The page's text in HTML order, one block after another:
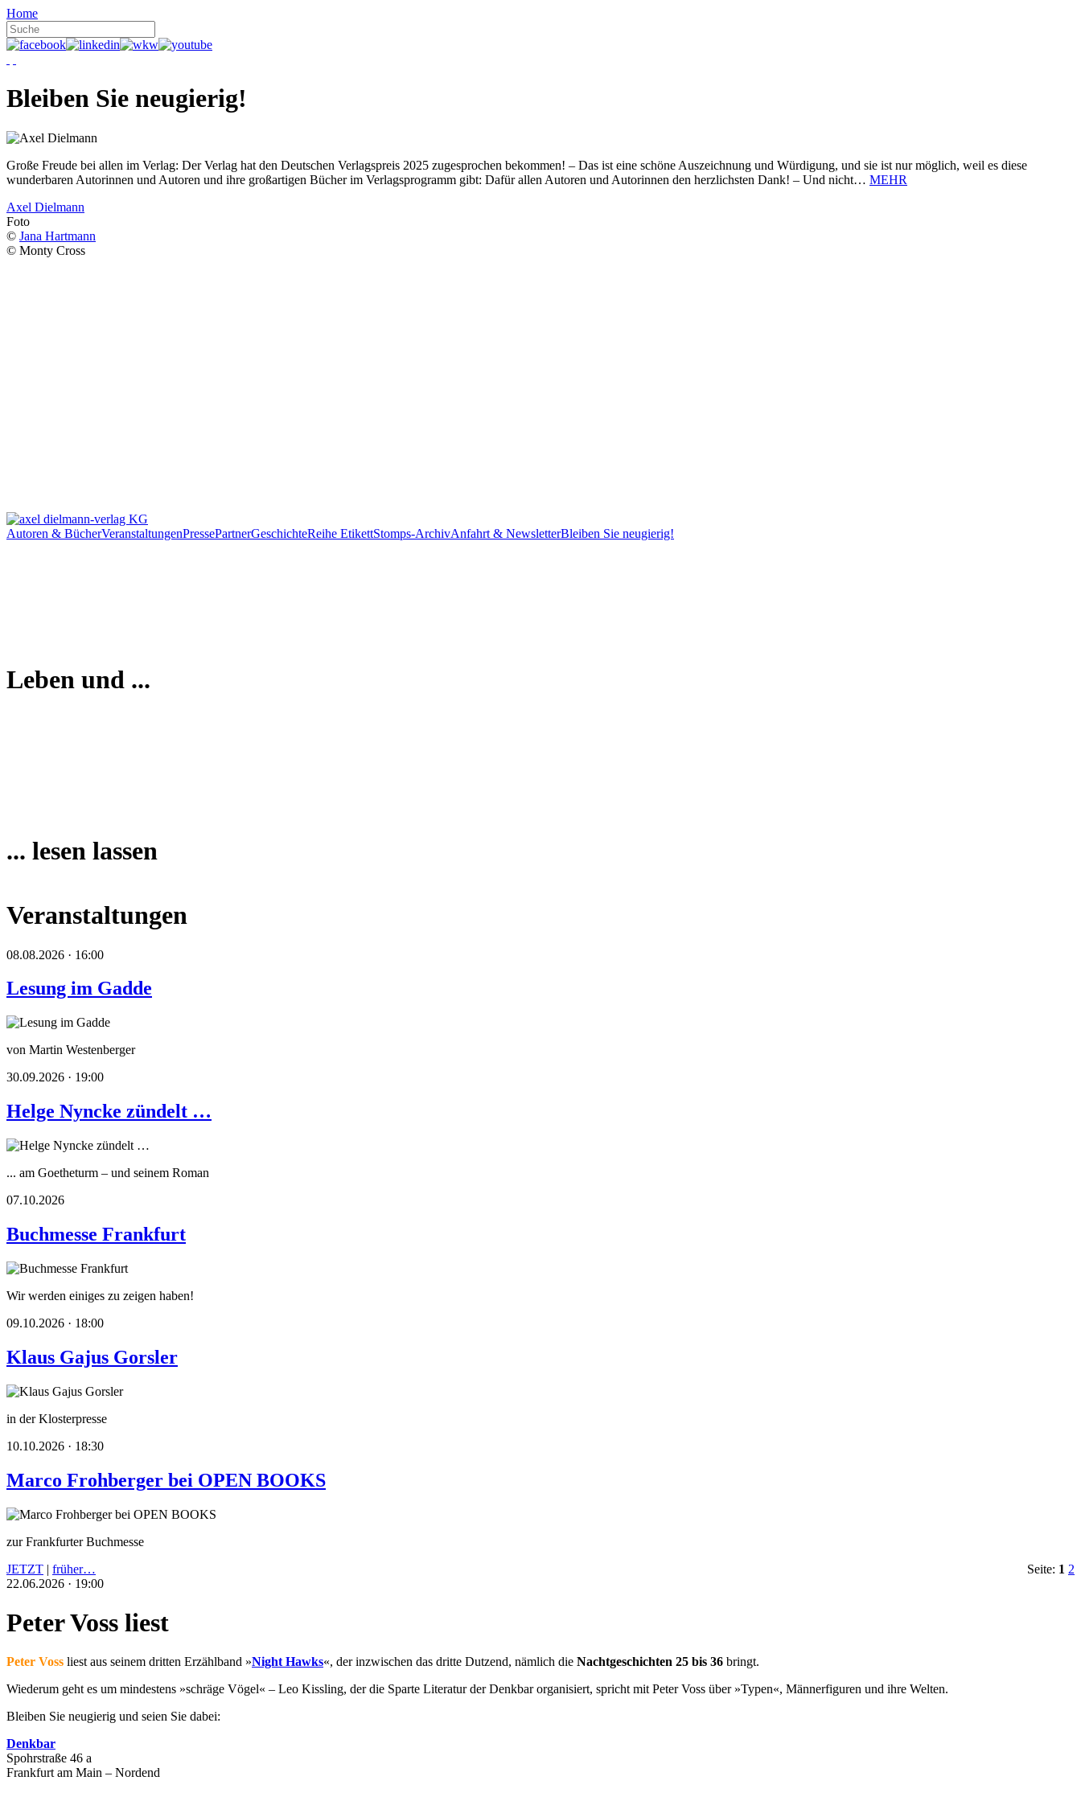
Home
Bleiben Sie neugierig!
Große Freude bei allen im Verlag: Der Verlag hat den Deutschen Verlagspreis 2025 zugesprochen bekommen! – Das ist eine schöne Auszeichnung und Würdigung, und sie ist nur möglich, weil es diese
wunderbaren Autorinnen und Autoren und ihre großartigen Bücher im Verlagsprogramm gibt: Dafür allen Autoren und Autorinnen den herzlichsten Dank! – Und nicht… MEHR
Axel Dielmann
Foto
© Jana Hartmann
© Monty Cross
Autoren & BücherVeranstaltungenPressePartnerGeschichteReihe EtikettStomps-ArchivAnfahrt & NewsletterBleiben Sie neugierig!
Leben und ...
... lesen lassen
Veranstaltungen
08.08.2026 · 16:00
Lesung im Gadde
von Martin Westenberger
30.09.2026 · 19:00
Helge Nyncke zündelt …
... am Goetheturm – und seinem Roman
07.10.2026
Buchmesse Frankfurt
Wir werden einiges zu zeigen haben!
09.10.2026 · 18:00
Klaus Gajus Gorsler
in der Klosterpresse
10.10.2026 · 18:30
Marco Frohberger bei OPEN BOOKS
zur Frankfurter Buchmesse
JETZT | früher… Seite: 1 2
22.06.2026 · 19:00
Peter Voss liest
Peter Voss liest aus seinem dritten Erzählband »Night Hawks«, der inzwischen das dritte Dutzend, nämlich die Nachtgeschichten 25 bis 36 bringt.
Wiederum geht es um mindestens »schräge Vögel« – Leo Kissling, der die Sparte Literatur der Denkbar organisiert, spricht mit Peter Voss über »Typen«, Männerfiguren und ihre Welten.
Bleiben Sie neugierig und seien Sie dabei:
Denkbar
Spohrstraße 46 a
Frankfurt am Main – Nordend